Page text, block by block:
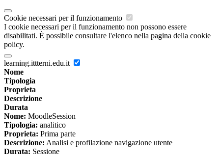
Cookie necessari per il funzionamento
I cookie necessari per il funzionamento non possono essere
disabilitati. È possibile consultare l'elenco nella pagina della cookie
policy.
learning.ittterni.edu.it
Nome
Tipologia
Proprieta
Descrizione
Durata
Nome: MoodleSession
Tipologia: analitico
Proprieta: Prima parte
Descrizione: Analisi e profilazione navigazione utente
Durata: Sessione